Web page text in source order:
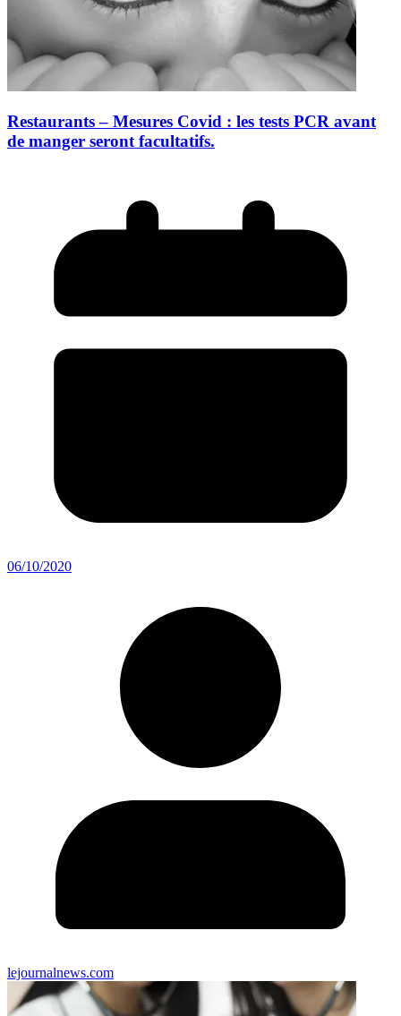
Restaurants – Mesures Covid : les tests PCR avant
de manger seront facultatifs.
06/10/2020
lejournalnews.com